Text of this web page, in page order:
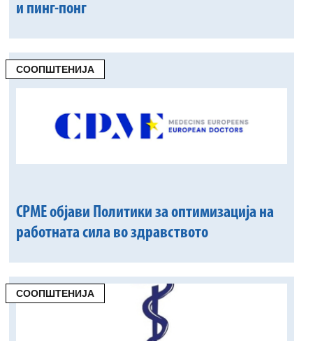
и пинг-понг
СООПШТЕНИЈА
CPME објави Политики за оптимизација на
работната сила во здравството
СООПШТЕНИЈА